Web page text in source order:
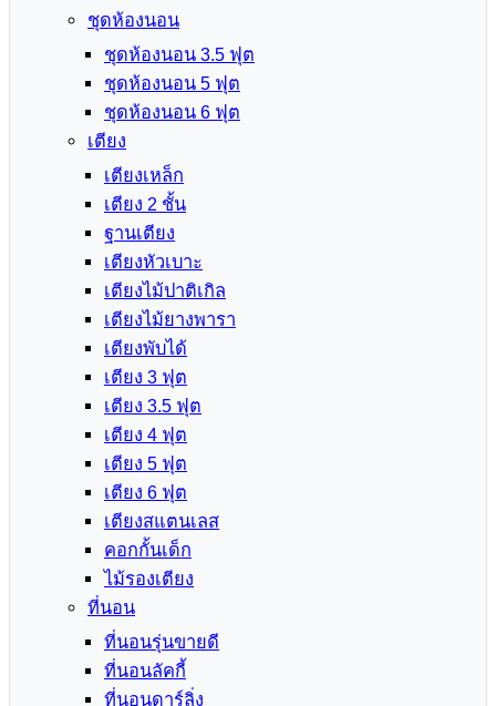
ชุดห้องนอน
ชุดห้องนอน 3.5 ฟุต
ชุดห้องนอน 5 ฟุต
ชุดห้องนอน 6 ฟุต
เตียง
เตียงเหล็ก
เตียง 2 ชั้น
ฐานเตียง
เตียงหัวเบาะ
เตียงไม้ปาติเกิล
เตียงไม้ยางพารา
เตียงพับได้
เตียง 3 ฟุต
เตียง 3.5 ฟุต
เตียง 4 ฟุต
เตียง 5 ฟุต
เตียง 6 ฟุต
เตียงสแตนเลส
คอกกั้นเด็ก
ไม้รองเตียง
ที่นอน
ที่นอนรุ่นขายดี
ที่นอนลัคกี้
ที่นอนดาร์ลิ่ง